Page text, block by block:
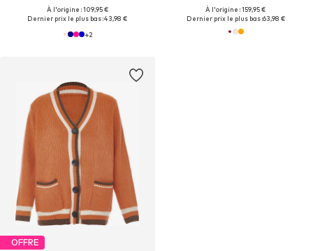
À l'origine : 109,95 €
Dernier prix le plus bas :43,98 €
+2
À l'origine : 159,95 €
Dernier prix le plus bas :63,98 €
OFFRE